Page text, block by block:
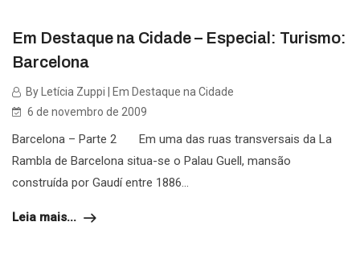
Em Destaque na Cidade – Especial: Turismo:
Barcelona
By Letícia Zuppi | Em Destaque na Cidade
6 de novembro de 2009
Barcelona – Parte 2 Em uma das ruas transversais da La
Rambla de Barcelona situa-se o Palau Guell, mansão
construída por Gaudí entre 1886...
Leia mais...